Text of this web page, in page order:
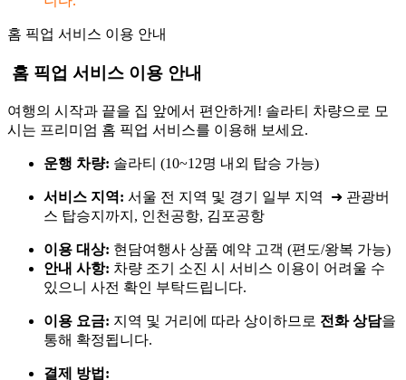
홈 픽업 서비스 이용 안내
홈 픽업 서비스 이용 안내
여행의 시작과 끝을 집 앞에서 편안하게! 솔라티 차량으로 모
시는 프리미엄 홈 픽업 서비스를 이용해 보세요.
운행 차량: 솔라티 (10~12명 내외 탑승 가능)
서비스 지역: 서울 전 지역 및 경기 일부 지역 ➜ 관광버
스 탑승지까지, 인천공항, 김포공항
이용 대상: 현담여행사 상품 예약 고객 (편도/왕복 가능)
안내 사항: 차량 조기 소진 시 서비스 이용이 어려울 수
있으니 사전 확인 부탁드립니다.
이용 요금: 지역 및 거리에 따라 상이하므로 전화 상담을
통해 확정됩니다.
결제 방법: